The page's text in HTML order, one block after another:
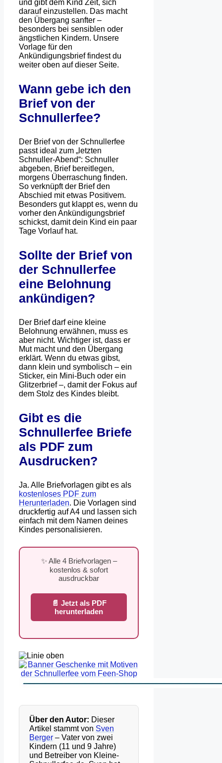
und gibt dem Kind Zeit, sich
darauf einzustellen. Das macht
den Übergang sanfter –
besonders bei sensiblen oder
ängstlichen Kindern. Unsere
Vorlage für den
Ankündigungsbrief findest du
weiter oben auf dieser Seite.
Wann gebe ich den
Brief von der
Schnullerfee?
Der Brief von der Schnullerfee
passt ideal zum „letzten
Schnuller-Abend“: Schnuller
abgeben, Brief bereitlegen,
morgens Überraschung finden.
So verknüpft der Brief den
Abschied mit etwas Positivem.
Besonders gut klappt es, wenn du
vorher den Ankündigungsbrief
schickst, damit dein Kind ein paar
Tage Vorlauf hat.
Sollte der Brief von
der Schnullerfee
eine Belohnung
ankündigen?
Der Brief darf eine kleine
Belohnung erwähnen, muss es
aber nicht. Wichtiger ist, dass er
Mut macht und den Übergang
erklärt. Wenn du etwas gibst,
dann klein und symbolisch – ein
Sticker, ein Mini-Buch oder ein
Glitzerbrief –, damit der Fokus auf
dem Stolz des Kindes bleibt.
Gibt es die
Schnullerfee Briefe
als PDF zum
Ausdrucken?
Ja. Alle Briefvorlagen gibt es als
kostenloses PDF zum
Herunterladen. Die Vorlagen sind
druckfertig auf A4 und lassen sich
einfach mit dem Namen deines
Kindes personalisieren.
✨ Alle 4 Briefvorlagen –
kostenlos & sofort
ausdruckbar
📄 Jetzt als PDF
herunterladen
Über den Autor: Dieser
Artikel stammt von Sven
Berger – Vater von zwei
Kindern (11 und 9 Jahre)
und Betreiber von Kleine-